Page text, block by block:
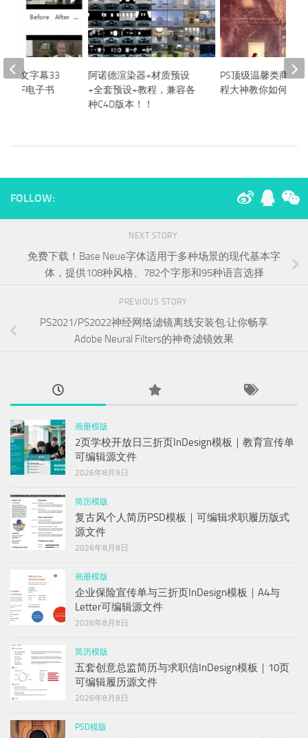
阿诺德渲染器+材质预设
+全套预设+教程，兼容各
种C4D版本！！
PS顶级温馨类商业
程大神教你如何构思
中文字幕33
电子书
FOLLOW:
NEXT STORY
免费下载！Base Neue字体适用于多种场景的现代基本字
体，提供108种风格、782个字形和95种语言选择
PREVIOUS STORY
PS2021/PS2022神经网络滤镜离线安装包:让你畅享
Adobe Neural Filters的神奇滤镜效果
画册模版
2页学校开放日三折页InDesign模板｜教育宣传单
可编辑源文件
2026年8月9日
简历模版
复古风个人简历PSD模板｜可编辑求职履历版式
源文件
2026年8月8日
画册模版
企业保险宣传单与三折页InDesign模板｜A4与
Letter可编辑源文件
2026年8月8日
简历模版
五套创意总监简历与求职信InDesign模板｜10页
可编辑履历源文件
2026年8月8日
PSD模版